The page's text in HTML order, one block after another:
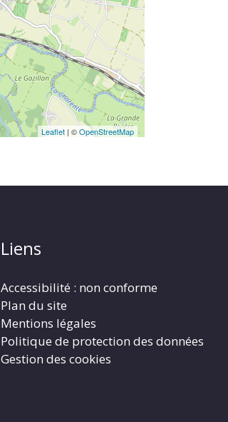
Leaflet | ©OpenStreetMap
Liens
Accessibilité : non conforme
Plan du site
Mentions légales
Politique de protection des données
Gestion des cookies